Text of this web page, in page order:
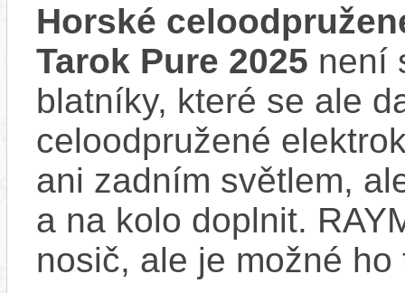
Horské
Tarok Pure 2025 není
blatníky, které se ale
celoodpružené
ani zadním světlem,
a na kolo doplnit.
nosič, ale je možné